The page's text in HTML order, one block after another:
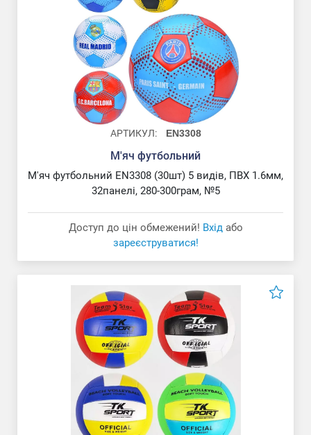
АРТИКУЛ: EN3308
М'яч футбольний
М'яч футбольний EN3308 (30шт) 5 видів, ПВХ 1.6мм,
32панелі, 280-300грам, №5
Доступ до цін обмежений! Вхід або
зареєструватися!